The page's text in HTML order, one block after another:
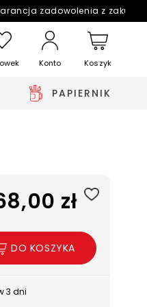
zadowolenia z
Konto Koszyk
PAPIERNIK
zł
DO KOSZYKA
3 dni